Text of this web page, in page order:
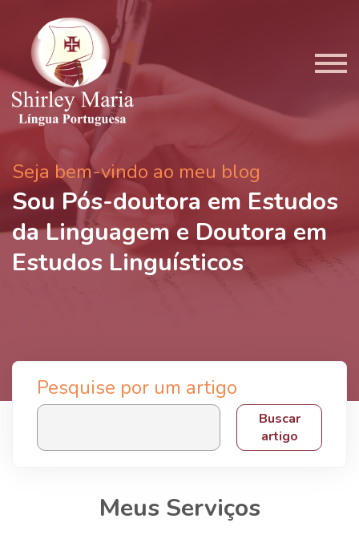
Seja bem-vindo ao meu blog
Sou Pós-doutora em Estudos
da Linguagem e Doutora em
Estudos Linguísticos
Pesquise por um artigo
Buscar
artigo
Meus Serviços